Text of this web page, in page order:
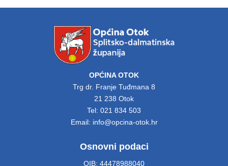
OPĆINA OTOK
Trg dr. Franje Tuđmana 8
21 238 Otok
Tel: 021 834 503
Email: info@opcina-otok.hr
Osnovni podaci
OIB: 44478988040